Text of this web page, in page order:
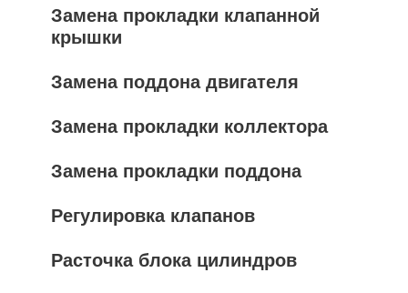
Замена прокладки клапанной
крышки
Замена поддона двигателя
Замена прокладки коллектора
Замена прокладки поддона
Регулировка клапанов
Расточка блока цилиндров